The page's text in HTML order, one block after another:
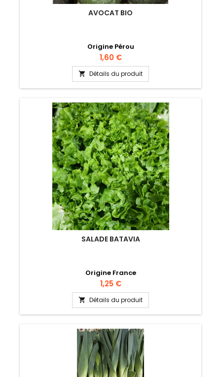
AVOCAT BIO
Origine Pérou
Prix
1,60 €
 Détails du produit
SALADE BATAVIA
Origine France
Prix
1,25 €
 Détails du produit